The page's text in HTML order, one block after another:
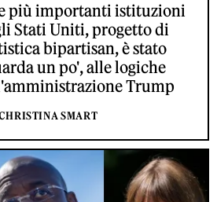
più importanti istituzioni
Stati Uniti, progetto di
bipartisan, è stato
un po', alle logiche
Trump
SMART